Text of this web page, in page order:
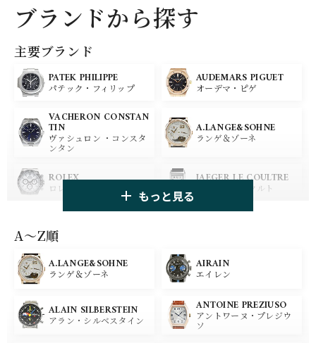
ブランドから探す
主要ブランド
PATEK PHILIPPE
パテック・フィリップ
AUDEMARS PIGUET
オーデマ・ピゲ
VACHERON CONSTAN
TIN
ヴァシュロン ・コンスタ
ンタン
A.LANGE&SOHNE
ランゲ＆ゾーネ
ROLEX
ロレックス
JAEGER LE COULTRE
ジャガー・ルクルト
パネライ
OMEGA
オメガ
BREGUET
ブレゲ
BLANCPAIN
ブランパン
BREITLING
ブライトリング
もっと見る
A〜Z順
A.LANGE&SOHNE
ランゲ＆ゾーネ
AIRAIN
エイレン
ALAIN SILBERSTEIN
アラン・シルベスタイン
ANTOINE PREZIUSO
アントワーヌ・プレジウ
ソ